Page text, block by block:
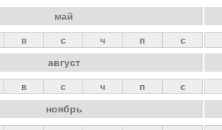
май
в с ч п с
август
в с ч п с
ноябрь